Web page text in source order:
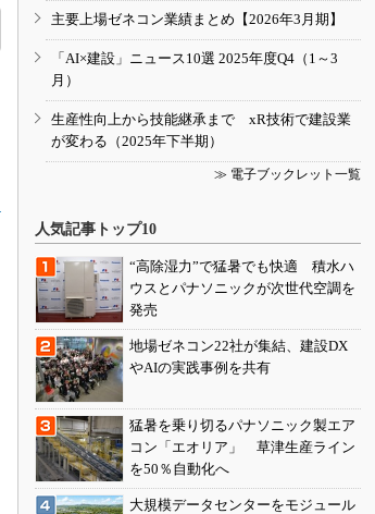
主要上場ゼネコン業績まとめ【2026年3月期】
「AI×建設」ニュース10選 2025年度Q4（1～3
月）
生産性向上から技能継承まで xR技術で建設業
が変わる（2025年下半期）
≫ 電子ブックレット一覧
人気記事トップ10
“高除湿力”で猛暑でも快適 積水ハ
ウスとパナソニックが次世代空調を
発売
地場ゼネコン22社が集結、建設DX
やAIの実践事例を共有
猛暑を乗り切るパナソニック製エア
コン「エオリア」 草津生産ライン
を50％自動化へ
大規模データセンターをモジュール